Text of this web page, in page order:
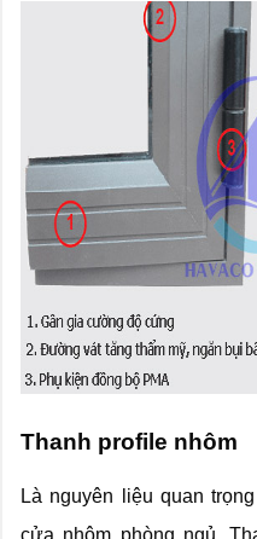
Thanh profile nhôm
Là nguyên liệu quan
cửa nhôm phòng ngủ.